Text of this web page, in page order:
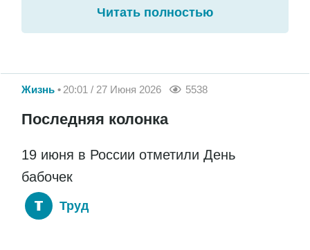
Читать полностью
Жизнь 20:01 / 27 Июня 2026 5538
Последняя колонка
19 июня в России отметили День
бабочек
Труд